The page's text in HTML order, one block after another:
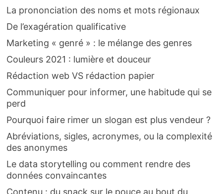
La prononciation des noms et mots régionaux
De l’exagération qualificative
Marketing « genré » : le mélange des genres
Couleurs 2021 : lumière et douceur
Rédaction web VS rédaction papier
Communiquer pour informer, une habitude qui se
perd
Pourquoi faire rimer un slogan est plus vendeur ?
Abréviations, sigles, acronymes, ou la complexité
des anonymes
Le data storytelling ou comment rendre des
données convaincantes